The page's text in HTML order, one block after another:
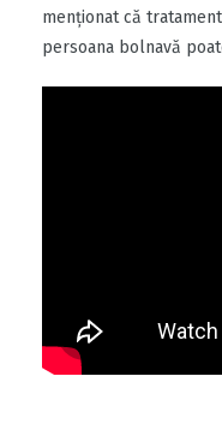
menţionat că
persoana bolnavă